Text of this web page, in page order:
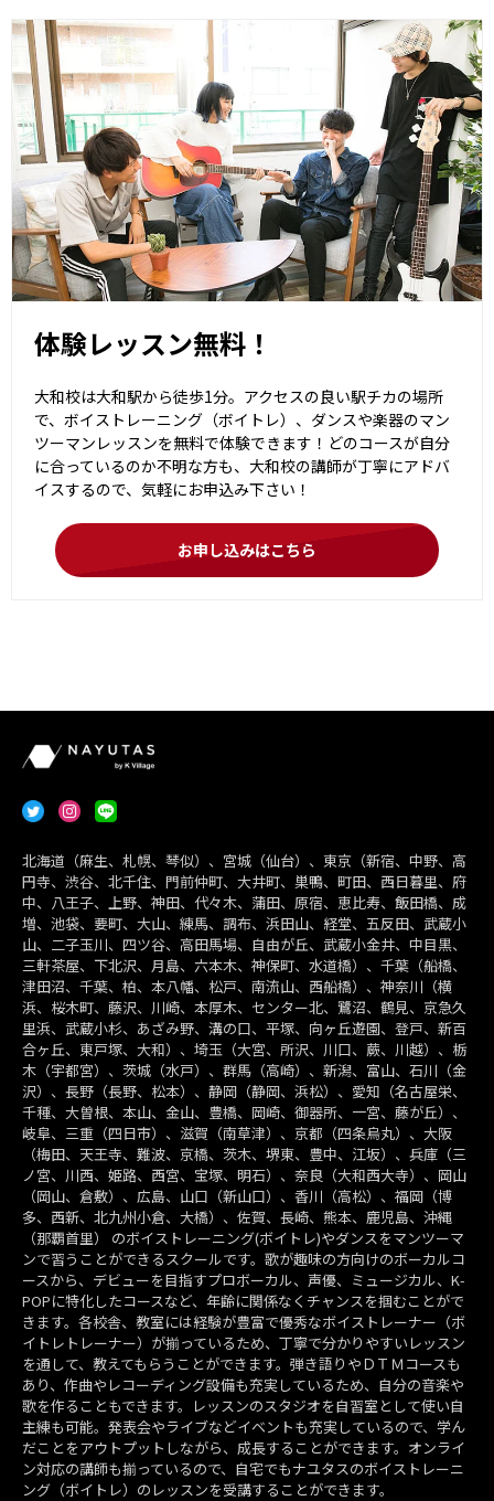
体験レッスン無料！
大和校は大和駅から徒歩1分。アクセスの良い駅チカの場所
で、ボイストレーニング（ボイトレ）、ダンスや楽器のマン
ツーマンレッスンを無料で体験できます！どのコースが自分
に合っているのか不明な方も、大和校の講師が丁寧にアドバ
イスするので、気軽にお申込み下さい！
お申し込みはこちら
北海道（麻生、札幌、琴似）、宮城（仙台）、東京（新宿、中野、高
円寺、渋谷、北千住、門前仲町、大井町、巣鴨、町田、西日暮里、府
中、八王子、上野、神田、代々木、蒲田、原宿、恵比寿、飯田橋、成
増、池袋、要町、大山、練馬、調布、浜田山、経堂、五反田、武蔵小
山、二子玉川、四ツ谷、高田馬場、自由が丘、武蔵小金井、中目黒、
三軒茶屋、下北沢、月島、六本木、神保町、水道橋）、千葉（船橋、
津田沼、千葉、柏、本八幡、松戸、南流山、西船橋）、神奈川（横
浜、桜木町、藤沢、川崎、本厚木、センター北、鷺沼、鶴見、京急久
里浜、武蔵小杉、あざみ野、溝の口、平塚、向ヶ丘遊園、登戸、新百
合ヶ丘、東戸塚、大和）、埼玉（大宮、所沢、川口、蕨、川越）、栃
木（宇都宮）、茨城（水戸）、群馬（高崎）、新潟、富山、石川（金
沢）、長野（長野、松本）、静岡（静岡、浜松）、愛知（名古屋栄、
千種、大曽根、本山、金山、豊橋、岡崎、御器所、一宮、藤が丘）、
岐阜、三重（四日市）、滋賀（南草津）、京都（四条烏丸）、大阪
（梅田、天王寺、難波、京橋、茨木、堺東、豊中、江坂）、兵庫（三
ノ宮、川西、姫路、西宮、宝塚、明石）、奈良（大和西大寺）、岡山
（岡山、倉敷）、広島、山口（新山口）、香川（高松）、福岡（博
多、西新、北九州小倉、大橋）、佐賀、長崎、熊本、鹿児島、沖縄
（那覇首里） のボイストレーニング(ボイトレ)やダンスをマンツーマ
ンで習うことができるスクールです。歌が趣味の方向けのボーカルコ
ースから、デビューを目指すプロボーカル、声優、ミュージカル、K-
POPに特化したコースなど、年齢に関係なくチャンスを掴むことがで
きます。各校舎、教室には経験が豊富で優秀なボイストレーナー（ボ
イトレトレーナー）が揃っているため、丁寧で分かりやすいレッスン
を通して、教えてもらうことができます。弾き語りやＤＴＭコースも
あり、作曲やレコーディング設備も充実しているため、自分の音楽や
歌を作ることもできます。レッスンのスタジオを自習室として使い自
主練も可能。発表会やライブなどイベントも充実しているので、学ん
だことをアウトプットしながら、成長することができます。オンライ
ン対応の講師も揃っているので、自宅でもナユタスのボイストレーニ
ング（ボイトレ）のレッスンを受講することができます。